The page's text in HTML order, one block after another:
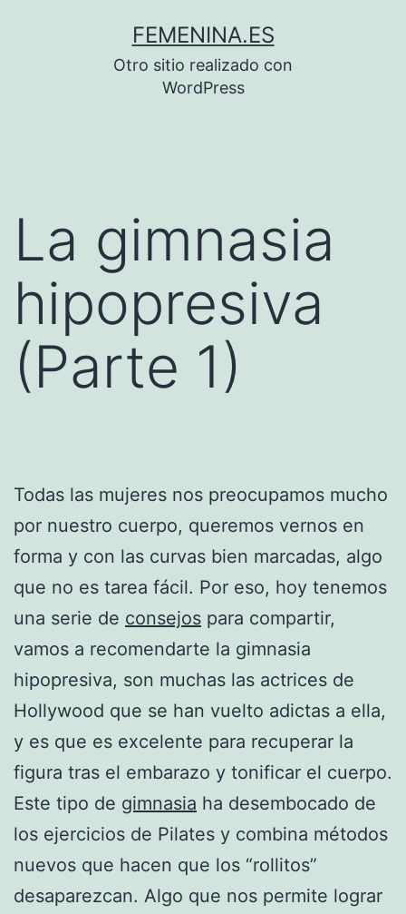
FEMENINA.ES
Otro sitio realizado con
WordPress
La gimnasia
hipopresiva
(Parte 1)
Todas las mujeres nos preocupamos mucho
por nuestro cuerpo, queremos vernos en
forma y con las curvas bien marcadas, algo
que no es tarea fácil. Por eso, hoy tenemos
una serie de consejos para compartir,
vamos a recomendarte la gimnasia
hipopresiva, son muchas las actrices de
Hollywood que se han vuelto adictas a ella,
y es que es excelente para recuperar la
figura tras el embarazo y tonificar el cuerpo.
Este tipo de gimnasia ha desembocado de
los ejercicios de Pilates y combina métodos
nuevos que hacen que los “rollitos”
desaparezcan. Algo que nos permite lograr